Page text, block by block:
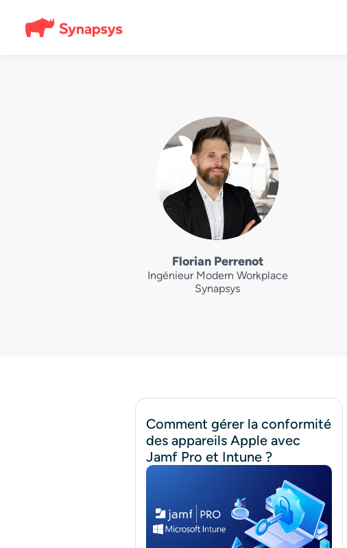
Florian Perrenot
Ingénieur Modern Workplace
Synapsys
Comment gérer la conformité
des appareils Apple avec
Jamf Pro et Intune ?